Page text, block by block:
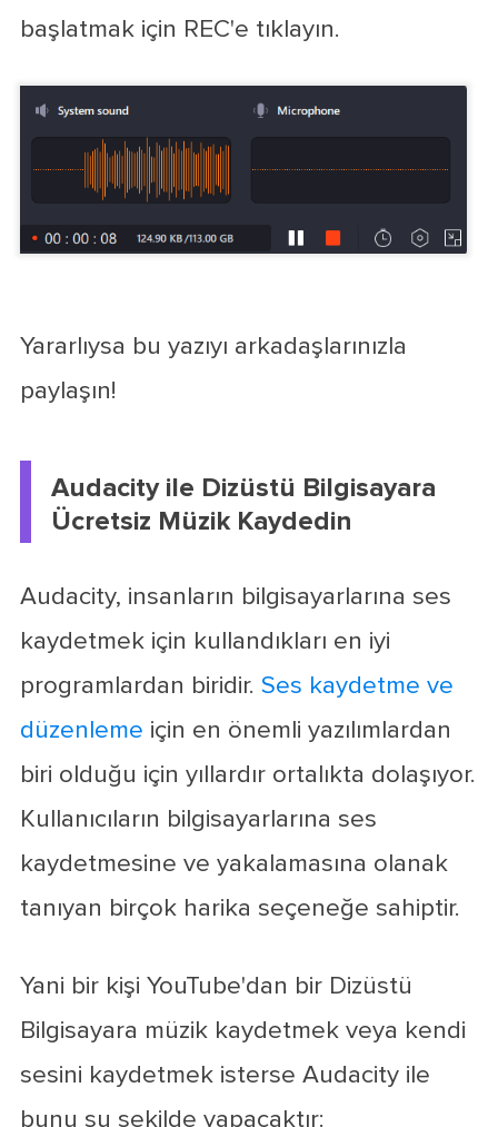
başlatmak için REC'e tıklayın.
Yararlıysa bu yazıyı arkadaşlarınızla
paylaşın!
Audacity ile Dizüstü Bilgisayara
Ücretsiz Müzik Kaydedin
Audacity, insanların bilgisayarlarına ses
kaydetmek için kullandıkları en iyi
programlardan biridir. Ses kaydetme ve
düzenleme için en önemli yazılımlardan
biri olduğu için yıllardır ortalıkta dolaşıyor.
Kullanıcıların bilgisayarlarına ses
kaydetmesine ve yakalamasına olanak
tanıyan birçok harika seçeneğe sahiptir.
Yani bir kişi YouTube'dan bir Dizüstü
Bilgisayara müzik kaydetmek veya kendi
sesini kaydetmek isterse Audacity ile
bunu şu şekilde yapacaktır: